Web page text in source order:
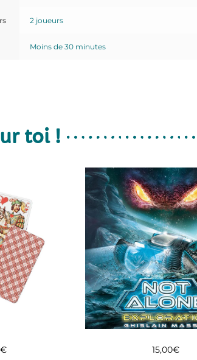
2 joueurs
Moins de 30 minutes
toi !
€ 15,00€